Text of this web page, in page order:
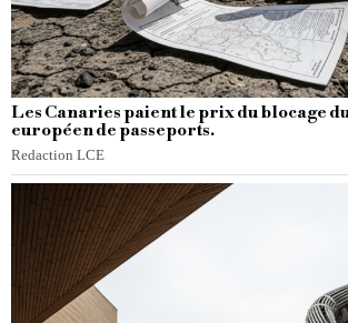
Les Canaries paient le prix du blocage
européen de passeports.
Redaction LCE